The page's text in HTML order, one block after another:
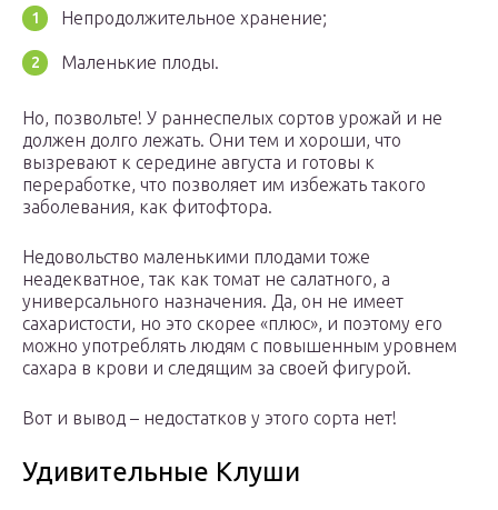
Непродолжительное хранение;
Маленькие плоды.
Но, позвольте! У раннеспелых сортов урожай и не
должен долго лежать. Они тем и хороши, что
вызревают к середине августа и готовы к
переработке, что позволяет им избежать такого
заболевания, как фитофтора.
Недовольство маленькими плодами тоже
неадекватное, так как томат не салатного, а
универсального назначения. Да, он не имеет
сахаристости, но это скорее «плюс», и поэтому его
можно употреблять людям с повышенным уровнем
сахара в крови и следящим за своей фигурой.
Вот и вывод – недостатков у этого сорта нет!
Удивительные Клуши